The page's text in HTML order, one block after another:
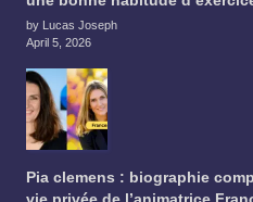
by Lucas Joseph
April 5, 2026
Pia clemens : biographie